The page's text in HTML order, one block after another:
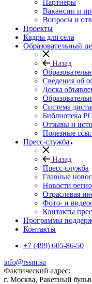
Партнеры
Вакансии и
Вопросы и
Проекты
Кадры для села
Образовательный
Назад
Сведения об
Доска
Система
Библиотека
Отзывы и
Полезные
Пресс-служба
Назад
Пресс-служба
Главные
Новости
Отраслевая
Фото- и
Контакты
Программы
Контакты
+7 (499) 605-86-50
info@rssm.su
Фактический адрес:
г. Москва, Ракетный